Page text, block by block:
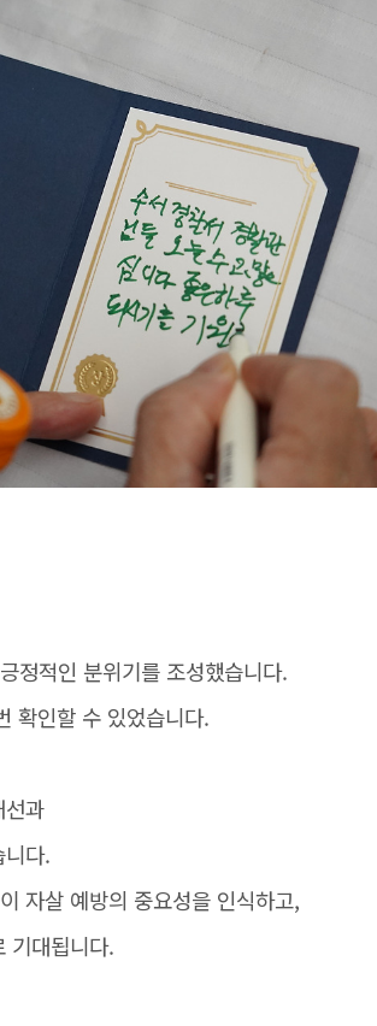
정적인 분위기를 조성했습니다.
확인할 수 있었습니다.
과
다.
자살 예방의 중요성을 인식하고,
기대됩니다.